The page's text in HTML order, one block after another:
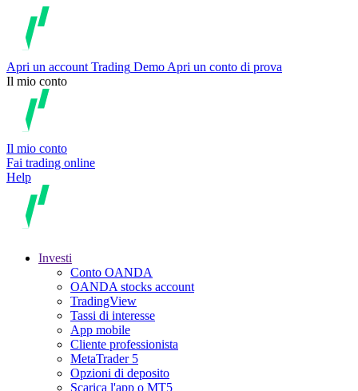
Apri un account Trading Demo Apri un conto di prova
Il mio conto
Il mio conto
Fai trading online
Help
Investi
Conto OANDA
OANDA stocks account
TradingView
Tassi di interesse
App mobile
Cliente professionista
MetaTrader 5
Opzioni di deposito
Scarica l'app o MT5